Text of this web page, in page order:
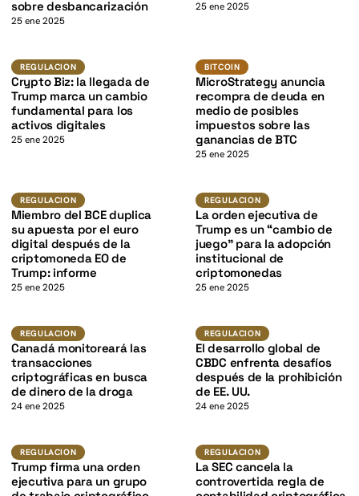
sobre desbancarización
25 ene 2025
25 ene 2025
Regulacion
REGULACION
Crypto Biz: la llegada de
Trump marca un cambio
fundamental para los
activos digitales
25 ene 2025
BITCOIN
BITCOIN
MicroStrategy anuncia
recompra de deuda en
medio de posibles
impuestos sobre las
ganancias de BTC
25 ene 2025
Regulacion
K
REGULACION
Miembro del BCE duplica
su apuesta por el euro
digital después de la
criptomoneda EO de
Trump: informe
25 ene 2025
Regulacion
REGULACION
La orden ejecutiva de
Trump es un “cambio de
juego” para la adopción
institucional de
criptomonedas
25 ene 2025
Regulacion
K
REGULACION
Canadá monitoreará las
transacciones
criptográficas en busca
de dinero de la droga
24 ene 2025
Regulacion
REGULACION
El desarrollo global de
CBDC enfrenta desafíos
después de la prohibición
de EE. UU.
24 ene 2025
Regulacion
K
REGULACION
Trump firma una orden
ejecutiva para un grupo
Regulacion
REGULACION
La SEC cancela la
controvertida regla de